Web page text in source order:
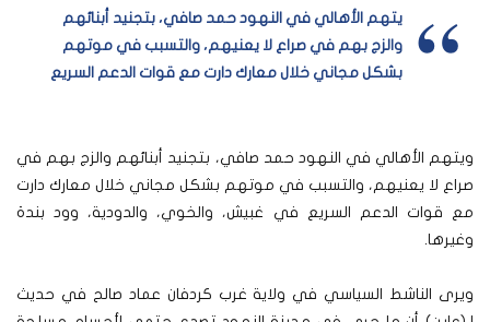
يتهم الأهالي في النهود حمد صافي، بتجنيد أبنائهم
والزج بهم في صراع لا يعنيهم، والتسبب في موتهم
بشكل مجاني خلال معارك دارت مع قوات الدعم السريع
ويتهم الأهالي في النهود حمد صافي، بتجنيد أبنائهم والزج بهم في
صراع لا يعنيهم، والتسبب في موتهم بشكل مجاني خلال معارك دارت
مع قوات الدعم السريع في غبيش، والخوي، والدودية، وود بندة
وغيرها.
ويرى الناشط السياسي في ولاية غرب كردفان عماد صالح في حديث